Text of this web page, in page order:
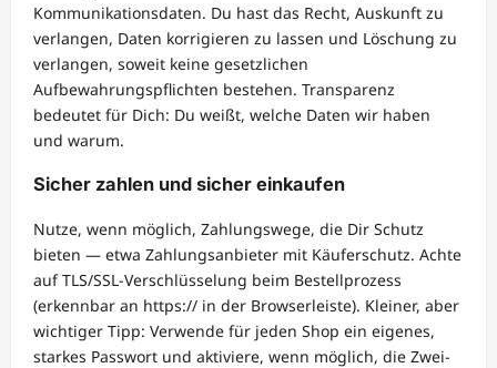
Kommunikationsdaten. Du hast das Recht, Auskunft zu
verlangen, Daten korrigieren zu lassen und Löschung zu
verlangen, soweit keine gesetzlichen
Aufbewahrungspflichten bestehen. Transparenz
bedeutet für Dich: Du weißt, welche Daten wir haben
und warum.
Sicher zahlen und sicher einkaufen
Nutze, wenn möglich, Zahlungswege, die Dir Schutz
bieten — etwa Zahlungsanbieter mit Käuferschutz. Achte
auf TLS/SSL-Verschlüsselung beim Bestellprozess
(erkennbar an https:// in der Browserleiste). Kleiner, aber
wichtiger Tipp: Verwende für jeden Shop ein eigenes,
starkes Passwort und aktiviere, wenn möglich, die Zwei-